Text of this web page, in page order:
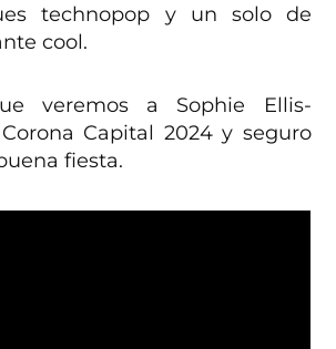
technopop y un solo de
cool.
veremos a Sophie Ellis-
Capital 2024 y seguro
fiesta.